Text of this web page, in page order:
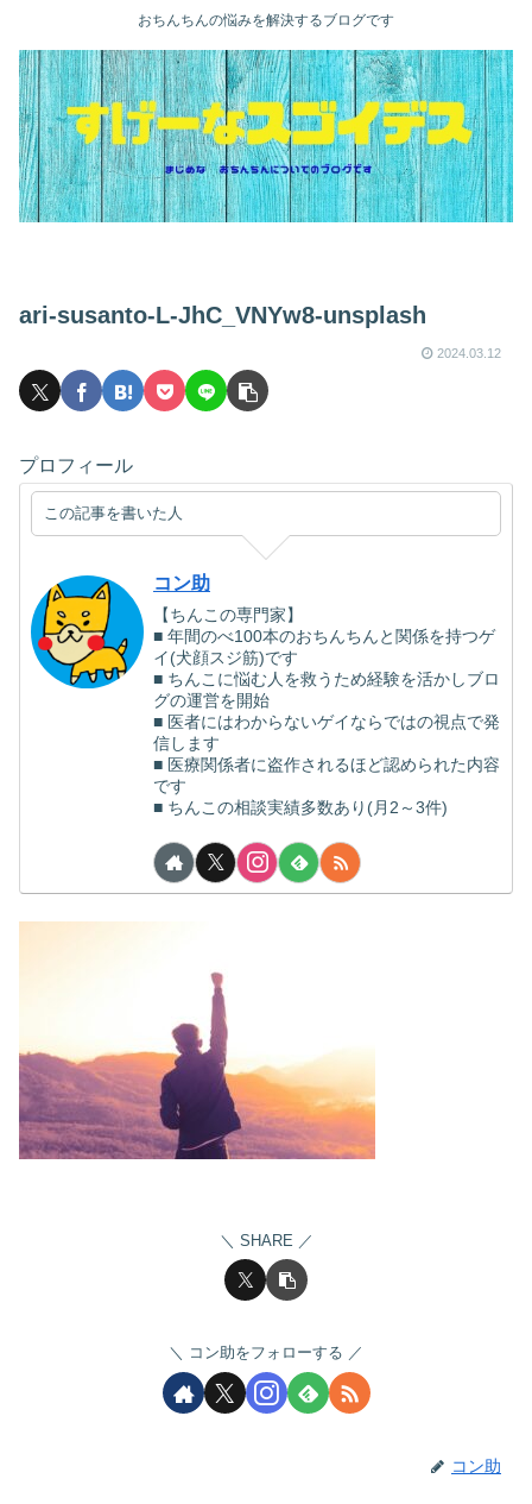
おちんちんの悩みを解決するブログです
ari-susanto-L-JhC_VNYw8-unsplash
2024.03.12
プロフィール
この記事を書いた人
コン助
【ちんこの専門家】
■ 年間のべ100本のおちんちんと関係を持つゲ
イ(犬顔スジ筋)です
■ ちんこに悩む人を救うため経験を活かしブロ
グの運営を開始
■ 医者にはわからないゲイならではの視点で発
信します
■ 医療関係者に盗作されるほど認められた内容
です
■ ちんこの相談実績多数あり(月2～3件)
SHARE
コン助をフォローする
コン助